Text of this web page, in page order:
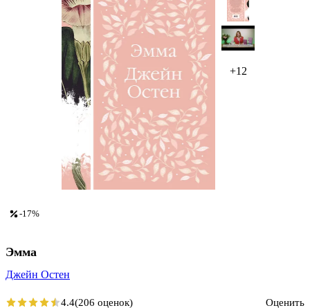
+12
-17%
Эмма
Джейн Остен
4.4(206 оценок)
Оценить